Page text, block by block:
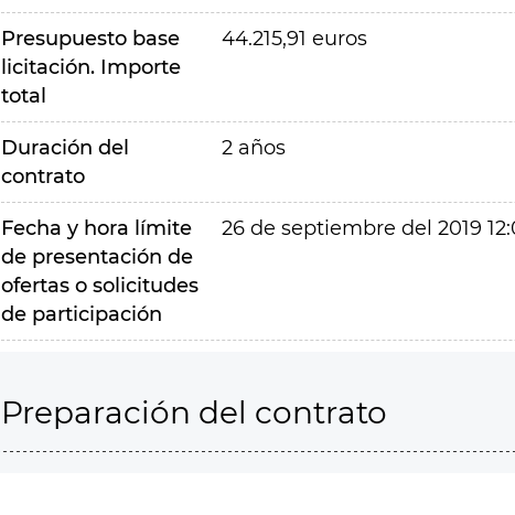
Presupuesto base
licitación. Importe
total
44.215,91 euros
Duración del
contrato
2 años
Fecha y hora límite
de presentación de
ofertas o solicitudes
de participación
26 de septiembre del 2019
Preparación del contrato